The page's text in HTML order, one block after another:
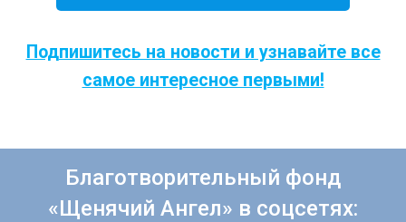
Подпишитесь на новости и узнавайте все
самое интересное первыми!
Благотворительный фонд
«Щенячий Ангел» в соцсетях: